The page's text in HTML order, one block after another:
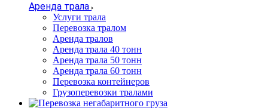
Аренда трала
Услуги трала
Перевозка тралом
Аренда тралов
Аренда трала 40 тонн
Аренда трала 50 тонн
Аренда трала 60 тонн
Перевозка контейнеров
Грузоперевозки тралами